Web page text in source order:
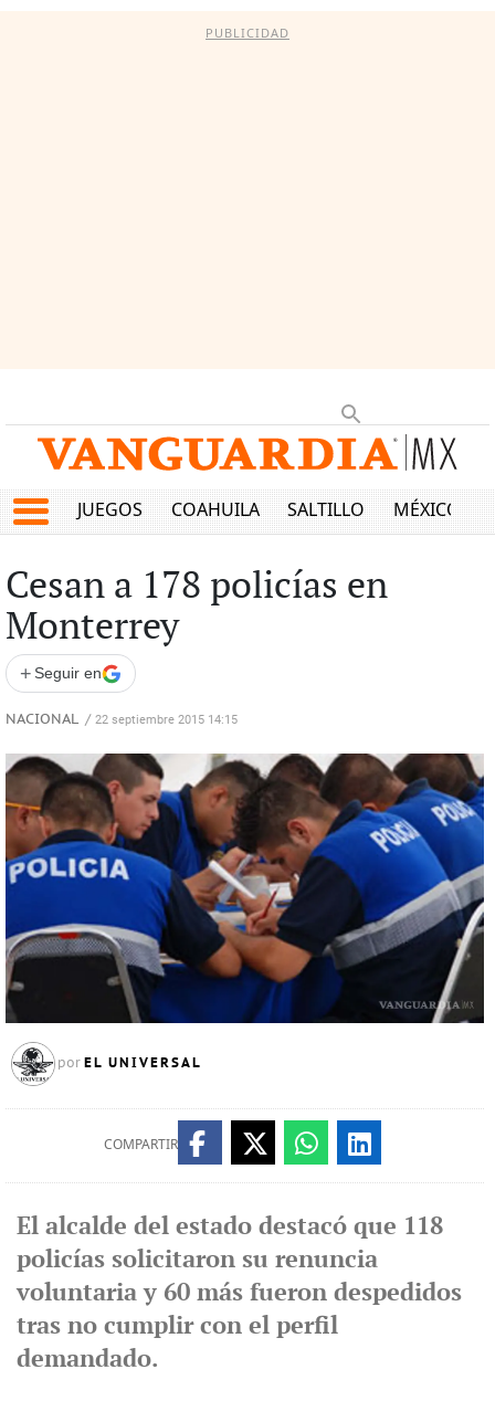
PUBLICIDAD
JUEGOS COAHUILA SALTILLO MÉXICO
Cesan a 178 policías en
Monterrey
+ Seguir en
NACIONAL / 22 septiembre 2015 14:15
por EL UNIVERSAL
COMPARTIR
El alcalde del estado destacó que 118
policías solicitaron su renuncia
voluntaria y 60 más fueron despedidos
tras no cumplir con el perfil
demandado.